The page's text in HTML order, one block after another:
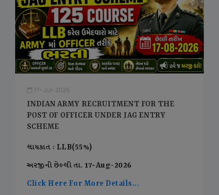
17-Jul-2026
INDIAN ARMY RECRUITMENT FOR THE
POST OF OFFICER UNDER JAG ENTRY
SCHEME
લાયકાત : LLB(55%)
અરજીની છેલ્લી તા. 17-Aug-2026
Click Here For More Details...